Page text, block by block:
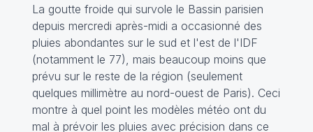
La goutte froide qui survole le Bassin parisien
depuis mercredi après-midi a occasionné des
pluies abondantes sur le sud et l'est de l'IDF
(notamment le 77), mais beaucoup moins que
prévu sur le reste de la région (seulement
quelques millimètre au nord-ouest de Paris). Ceci
montre à quel point les modèles météo ont du
mal à prévoir les pluies avec précision dans ce